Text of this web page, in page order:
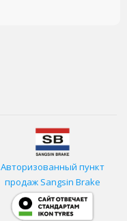
Авторизованный пункт
продаж Sangsin Brake